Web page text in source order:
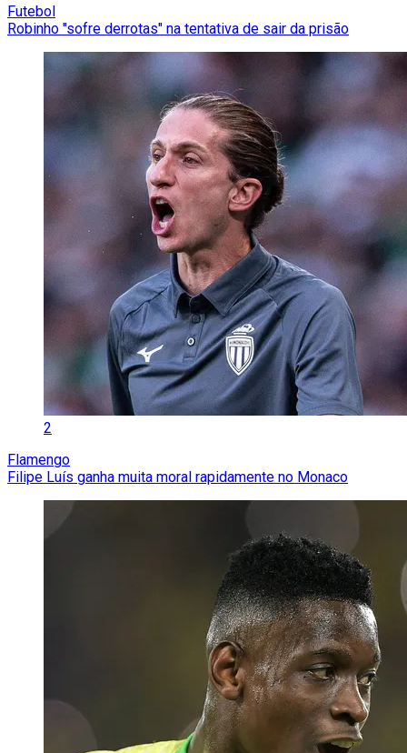
Futebol
Robinho "sofre derrotas" na tentativa de sair da prisão
2
Flamengo
Filipe Luís ganha muita moral rapidamente no Monaco